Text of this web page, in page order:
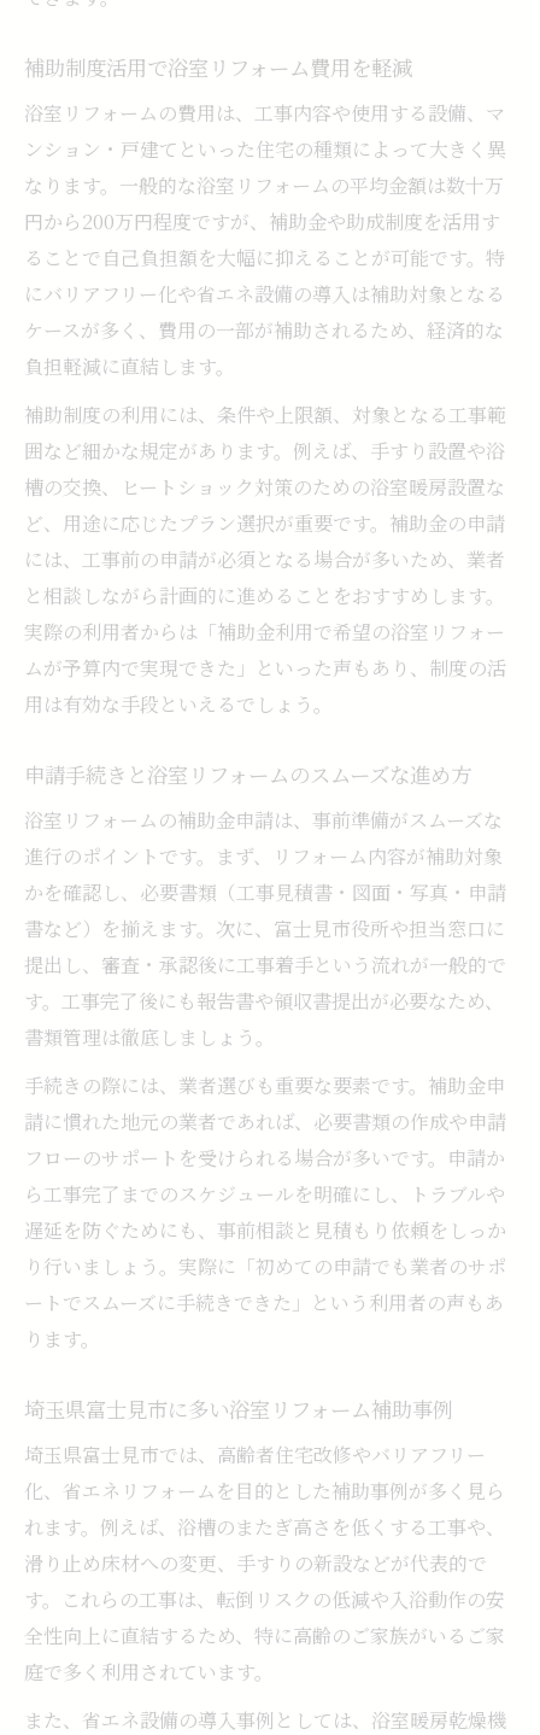
補助制度活用で浴室リフォーム費用を軽減
浴室リフォームの費用は、工事内容や使用する設備、マ
ンション・戸建てといった住宅の種類によって大きく異
なります。一般的な浴室リフォームの平均金額は数十万
円から200万円程度ですが、補助金や助成制度を活用す
ることで自己負担額を大幅に抑えることが可能です。特
にバリアフリー化や省エネ設備の導入は補助対象となる
ケースが多く、費用の一部が補助されるため、経済的な
負担軽減に直結します。
補助制度の利用には、条件や上限額、対象となる工事範
囲など細かな規定があります。例えば、手すり設置や浴
槽の交換、ヒートショック対策のための浴室暖房設置な
ど、用途に応じたプラン選択が重要です。補助金の申請
には、工事前の申請が必須となる場合が多いため、業者
と相談しながら計画的に進めることをおすすめします。
実際の利用者からは「補助金利用で希望の浴室リフォー
ムが予算内で実現できた」といった声もあり、制度の活
用は有効な手段といえるでしょう。
申請手続きと浴室リフォームのスムーズな進め方
浴室リフォームの補助金申請は、事前準備がスムーズな
進行のポイントです。まず、リフォーム内容が補助対象
かを確認し、必要書類（工事見積書・図面・写真・申請
書など）を揃えます。次に、富士見市役所や担当窓口に
提出し、審査・承認後に工事着手という流れが一般的で
す。工事完了後にも報告書や領収書提出が必要なため、
書類管理は徹底しましょう。
手続きの際には、業者選びも重要な要素です。補助金申
請に慣れた地元の業者であれば、必要書類の作成や申請
フローのサポートを受けられる場合が多いです。申請か
ら工事完了までのスケジュールを明確にし、トラブルや
遅延を防ぐためにも、事前相談と見積もり依頼をしっか
り行いましょう。実際に「初めての申請でも業者のサポ
ートでスムーズに手続きできた」という利用者の声もあ
ります。
埼玉県富士見市に多い浴室リフォーム補助事例
埼玉県富士見市では、高齢者住宅改修やバリアフリー
化、省エネリフォームを目的とした補助事例が多く見ら
れます。例えば、浴槽のまたぎ高さを低くする工事や、
滑り止め床材への変更、手すりの新設などが代表的で
す。これらの工事は、転倒リスクの低減や入浴動作の安
全性向上に直結するため、特に高齢のご家族がいるご家
庭で多く利用されています。
また、省エネ設備の導入事例としては、浴室暖房乾燥機